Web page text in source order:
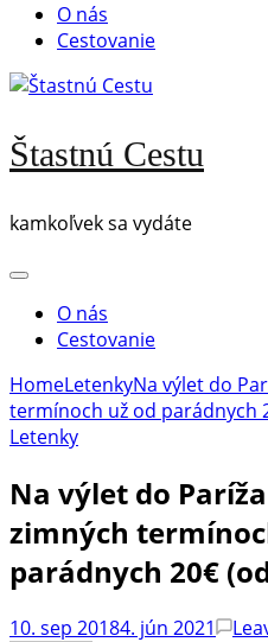
O nás
Cestovanie
Štastnú Cestu
kamkoľvek sa vydáte
O nás
Cestovanie
HomeLetenkyNa výlet do
termínoch už od parádnych
Letenky
Na výlet do
zimných
parádnych 20€
10. sep 20184. jún 2021